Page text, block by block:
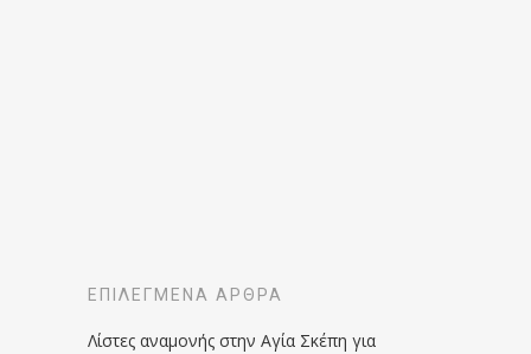
ΕΠΙΛΕΓΜΈΝΑ ΆΡΘΡΑ
Λίστες αναμονής στην Αγία Σκέπη για